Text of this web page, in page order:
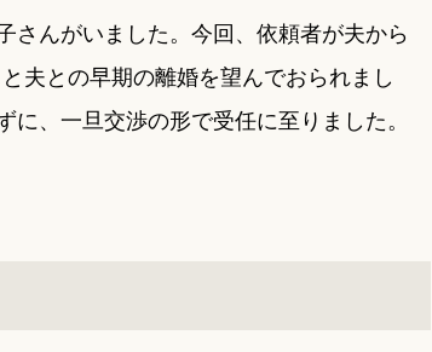
さんがいました。今回、依頼者が夫から
夫との早期の離婚を望んでおられまし
、一旦交渉の形で受任に至りました。